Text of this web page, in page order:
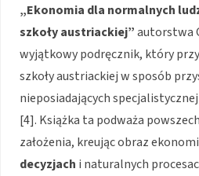
„Ekonomia dla normalnych
szkoły austriackiej”autorstwa
wyjątkowy podręcznik, który
szkoły austriackiej w sposób
nieposiadających
[4]. Książka ta podważa
założenia, kreując obraz
decyzjach i naturalnych